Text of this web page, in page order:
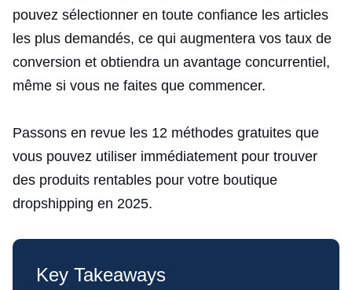
pouvez sélectionner en toute confiance les articles
les plus demandés, ce qui augmentera vos taux de
conversion et obtiendra un avantage concurrentiel,
même si vous ne faites que commencer.
Passons en revue les 12 méthodes gratuites que
vous pouvez utiliser immédiatement pour trouver
des produits rentables pour votre boutique
dropshipping en 2025.
Key Takeaways